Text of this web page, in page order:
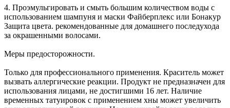
4. Проэмульгировать и смыть большим количеством воды с
использованием шампуня и маски Файберплекс или Бонакур
Защита цвета. рекомендованные для домашнего последухода
за окрашенными волосами.
Меры предосторожности.
Только для профессионального применения. Краситель может
вызвать аллергические реакции. Продукт не предназначен для
использования лицами, не достигшими 16 лет. Наличие
временных татуировок с применением хны может увеличить